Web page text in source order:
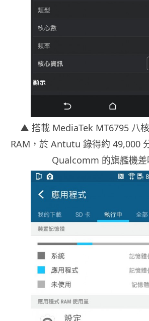
▲ 搭載 MediaTek MT6795 八
RAM，於 Antutu 錄得約 49,000
Qualcomm 的旗艦機差